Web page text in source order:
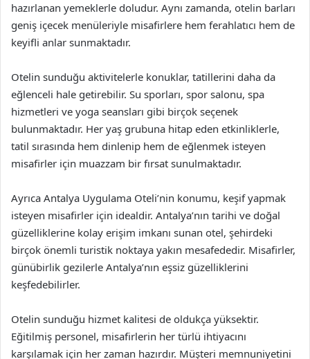
hazırlanan yemeklerle doludur. Aynı zamanda, otelin barları
geniş içecek menüleriyle misafirlere hem ferahlatıcı hem de
keyifli anlar sunmaktadır.
Otelin sunduğu aktivitelerle konuklar, tatillerini daha da
eğlenceli hale getirebilir. Su sporları, spor salonu, spa
hizmetleri ve yoga seansları gibi birçok seçenek
bulunmaktadır. Her yaş grubuna hitap eden etkinliklerle,
tatil sırasında hem dinlenip hem de eğlenmek isteyen
misafirler için muazzam bir fırsat sunulmaktadır.
Ayrıca Antalya Uygulama Oteli’nin konumu, keşif yapmak
isteyen misafirler için idealdir. Antalya’nın tarihi ve doğal
güzelliklerine kolay erişim imkanı sunan otel, şehirdeki
birçok önemli turistik noktaya yakın mesafededir. Misafirler,
günübirlik gezilerle Antalya’nın eşsiz güzelliklerini
keşfedebilirler.
Otelin sunduğu hizmet kalitesi de oldukça yüksektir.
Eğitilmiş personel, misafirlerin her türlü ihtiyacını
karşılamak için her zaman hazırdır. Müşteri memnuniyetini